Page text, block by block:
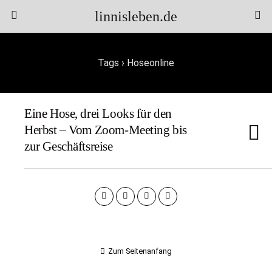
linnisleben.de
Tags › Hoseonline
Eine Hose, drei Looks für den
Herbst – Vom Zoom-Meeting bis
zur Geschäftsreise
Zum Seitenanfang